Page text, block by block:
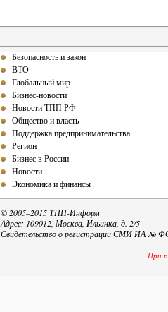
Безопасность и закон
ВТО
Глобальный мир
Бизнес-новости
Новости ТПП РФ
Общество и власть
Поддержка предпринимательства
Регион
Бизнес в России
Новости
Экономика и финансы
© 2005–2015 ТПП-Информ
Адрес: 109012, Москва, Ильинка, д. 2/5
Свидетельство о регистрации СМИ ИА №
При